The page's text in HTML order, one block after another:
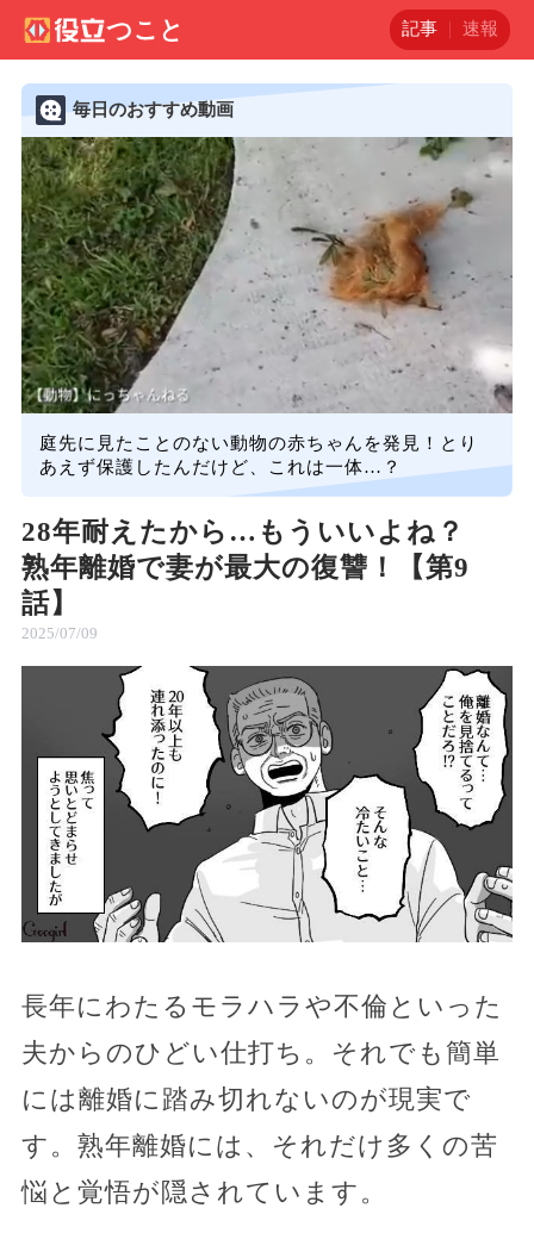
記事 速報
毎日のおすすめ動画
庭先に見たことのない動物の赤ちゃんを発見！とり
あえず保護したんだけど、これは一体…？
28年耐えたから…もういいよね？
熟年離婚で妻が最大の復讐！【第9
話】
2025/07/09
長年にわたるモラハラや不倫といった
夫からのひどい仕打ち。それでも簡単
には離婚に踏み切れないのが現実で
す。熟年離婚には、それだけ多くの苦
悩と覚悟が隠されています。